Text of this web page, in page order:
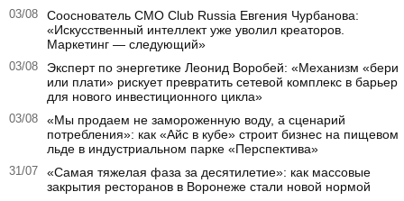
03/08
Сооснователь CMO Club Russia Евгения Чурбанова:
«Искусственный интеллект уже уволил креаторов.
Маркетинг — следующий»
03/08
Эксперт по энергетике Леонид Воробей: «Механизм «бери
или плати» рискует превратить сетевой комплекс в барьер
для нового инвестиционного цикла»
03/08
«Мы продаем не замороженную воду, а сценарий
потребления»: как «Айс в кубе» строит бизнес на пищевом
льде в индустриальном парке «Перспектива»
31/07
«Самая тяжелая фаза за десятилетие»: как массовые
закрытия ресторанов в Воронеже стали новой нормой